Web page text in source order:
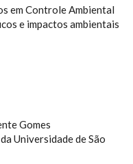
em Controle Ambiental
e impactos ambientais
Gomes
Universidade de São